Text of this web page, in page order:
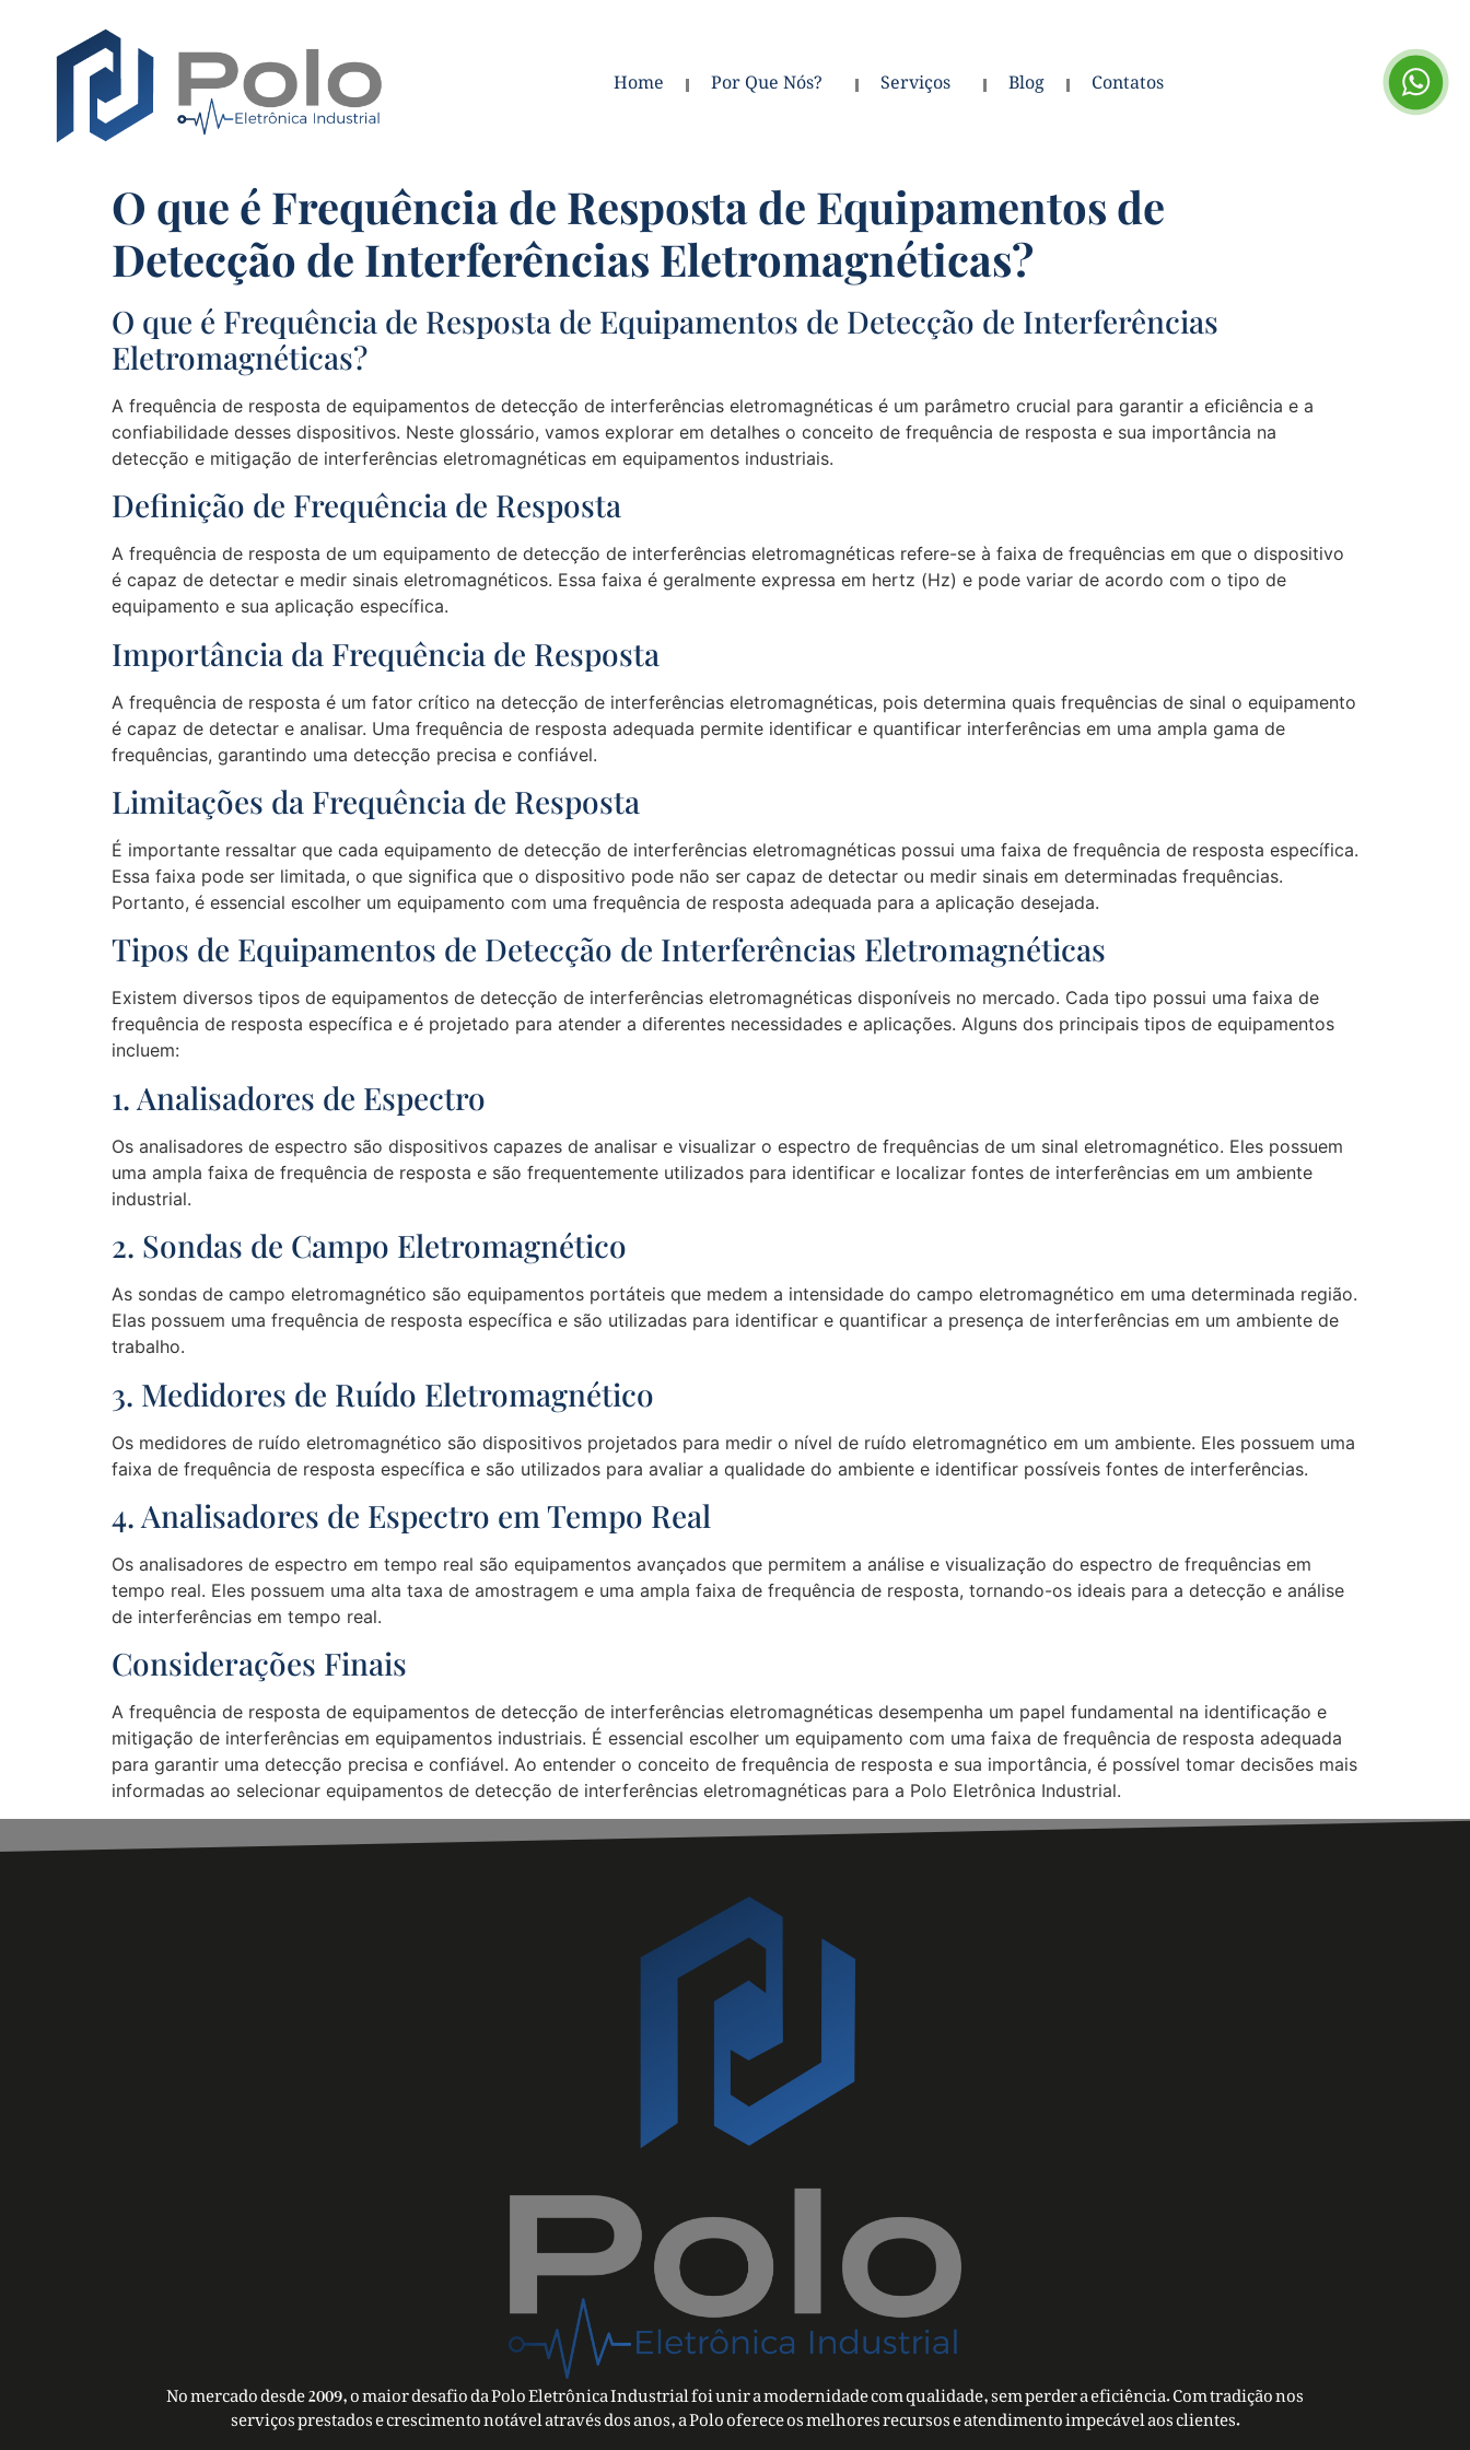
Home Por Que Nós? Serviços Blog Contatos
O que é Frequência de Resposta de Equipamentos de
Detecção de Interferências Eletromagnéticas?
O que é Frequência de Resposta de Equipamentos de Detecção de Interferências
Eletromagnéticas?
A frequência de resposta de equipamentos de detecção de interferências eletromagnéticas é um parâmetro crucial para garantir a eficiência e a
confiabilidade desses dispositivos. Neste glossário, vamos explorar em detalhes o conceito de frequência de resposta e sua importância na
detecção e mitigação de interferências eletromagnéticas em equipamentos industriais.
Definição de Frequência de Resposta
A frequência de resposta de um equipamento de detecção de interferências eletromagnéticas refere-se à faixa de frequências em que o dispositivo
é capaz de detectar e medir sinais eletromagnéticos. Essa faixa é geralmente expressa em hertz (Hz) e pode variar de acordo com o tipo de
equipamento e sua aplicação específica.
Importância da Frequência de Resposta
A frequência de resposta é um fator crítico na detecção de interferências eletromagnéticas, pois determina quais frequências de sinal o equipamento
é capaz de detectar e analisar. Uma frequência de resposta adequada permite identificar e quantificar interferências em uma ampla gama de
frequências, garantindo uma detecção precisa e confiável.
Limitações da Frequência de Resposta
É importante ressaltar que cada equipamento de detecção de interferências eletromagnéticas possui uma faixa de frequência de resposta específica.
Essa faixa pode ser limitada, o que significa que o dispositivo pode não ser capaz de detectar ou medir sinais em determinadas frequências.
Portanto, é essencial escolher um equipamento com uma frequência de resposta adequada para a aplicação desejada.
Tipos de Equipamentos de Detecção de Interferências Eletromagnéticas
Existem diversos tipos de equipamentos de detecção de interferências eletromagnéticas disponíveis no mercado. Cada tipo possui uma faixa de
frequência de resposta específica e é projetado para atender a diferentes necessidades e aplicações. Alguns dos principais tipos de equipamentos
incluem:
1. Analisadores de Espectro
Os analisadores de espectro são dispositivos capazes de analisar e visualizar o espectro de frequências de um sinal eletromagnético. Eles possuem
uma ampla faixa de frequência de resposta e são frequentemente utilizados para identificar e localizar fontes de interferências em um ambiente
industrial.
2. Sondas de Campo Eletromagnético
As sondas de campo eletromagnético são equipamentos portáteis que medem a intensidade do campo eletromagnético em uma determinada região.
Elas possuem uma frequência de resposta específica e são utilizadas para identificar e quantificar a presença de interferências em um ambiente de
trabalho.
3. Medidores de Ruído Eletromagnético
Os medidores de ruído eletromagnético são dispositivos projetados para medir o nível de ruído eletromagnético em um ambiente. Eles possuem uma
faixa de frequência de resposta específica e são utilizados para avaliar a qualidade do ambiente e identificar possíveis fontes de interferências.
4. Analisadores de Espectro em Tempo Real
Os analisadores de espectro em tempo real são equipamentos avançados que permitem a análise e visualização do espectro de frequências em
tempo real. Eles possuem uma alta taxa de amostragem e uma ampla faixa de frequência de resposta, tornando-os ideais para a detecção e análise
de interferências em tempo real.
Considerações Finais
A frequência de resposta de equipamentos de detecção de interferências eletromagnéticas desempenha um papel fundamental na identificação e
mitigação de interferências em equipamentos industriais. É essencial escolher um equipamento com uma faixa de frequência de resposta adequada
para garantir uma detecção precisa e confiável. Ao entender o conceito de frequência de resposta e sua importância, é possível tomar decisões mais
informadas ao selecionar equipamentos de detecção de interferências eletromagnéticas para a Polo Eletrônica Industrial.
No mercado desde 2009, o maior desafio da Polo Eletrônica Industrial foi unir a modernidade com qualidade, sem perder a eficiência. Com tradição nos
serviços prestados e crescimento notável através dos anos, a Polo oferece os melhores recursos e atendimento impecável aos clientes.